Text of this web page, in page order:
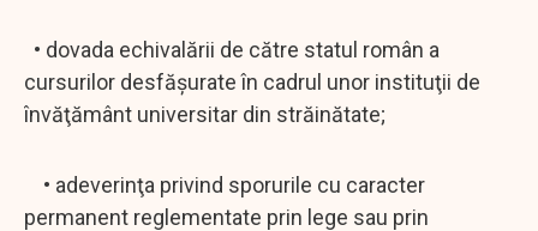
• dovada echivalării de către statul român a
cursurilor desfăşurate în cadrul unor instituţii de
învăţământ universitar din străinătate;
• adeverinţa privind sporurile cu caracter
permanent reglementate prin lege sau prin